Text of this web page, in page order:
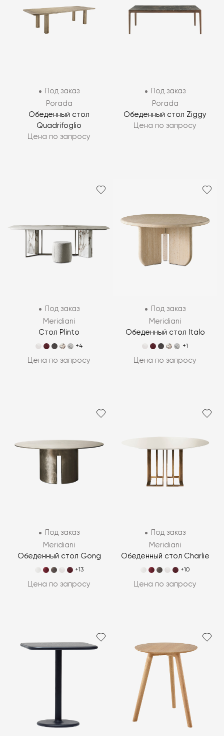
Под заказ
Porada
Обеденный стол
Quadrifoglio
Цена по запросу
Под заказ
Porada
Обеденный стол Ziggy
Цена по запросу
Под заказ
Meridiani
Стол Plinto
+4
Цена по запросу
Под заказ
Meridiani
Обеденный стол Italo
+1
Цена по запросу
Под заказ
Meridiani
Обеденный стол Gong
+13
Цена по запросу
Под заказ
Meridiani
Обеденный стол Charlie
+10
Цена по запросу